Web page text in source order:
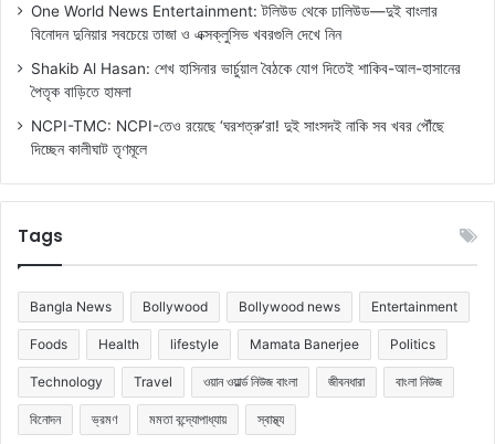
One World News Entertainment: টলিউড থেকে ঢালিউড—দুই বাংলার
বিনোদন দুনিয়ার সবচেয়ে তাজা ও এক্সক্লুসিভ খবরগুলি দেখে নিন
Shakib Al Hasan: শেখ হাসিনার ভার্চুয়াল বৈঠকে যোগ দিতেই শাকিব-আল-হাসানের
পৈতৃক বাড়িতে হামলা
NCPI-TMC: NCPI-তেও রয়েছে ‘ঘরশত্রু’রা! দুই সাংসদই নাকি সব খবর পৌঁছে
দিচ্ছেন কালীঘাট তৃণমূলে
Tags
Bangla News Bollywood Bollywood news Entertainment
Foods Health lifestyle Mamata Banerjee Politics
Technology Travel ওয়ান ওয়ার্ল্ড নিউজ বাংলা জীবনধারা বাংলা নিউজ
বিনোদন ভ্রমণ মমতা বন্দ্যোপাধ্যায় স্বাস্থ্য